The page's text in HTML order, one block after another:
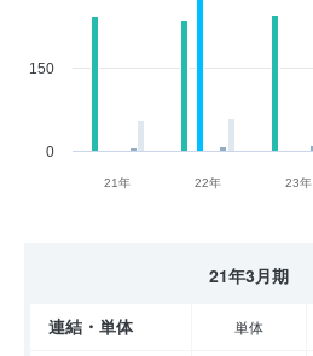
21年 22年 23年
0
150
21年3月期
連結・単体 単体